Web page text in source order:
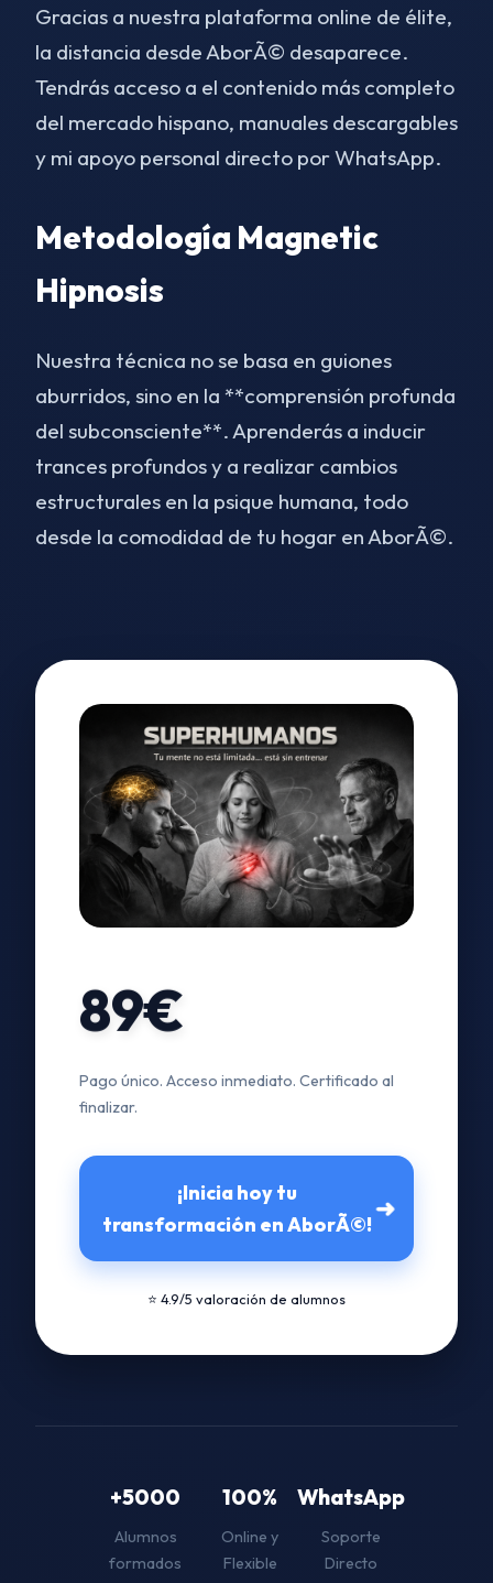
Gracias a nuestra plataforma online de élite,
la distancia desde AborÃ© desaparece.
Tendrás acceso a el contenido más completo
del mercado hispano, manuales descargables
y mi apoyo personal directo por WhatsApp.
Metodología Magnetic
Hipnosis
Nuestra técnica no se basa en guiones
aburridos, sino en la **comprensión profunda
del subconsciente**. Aprenderás a inducir
trances profundos y a realizar cambios
estructurales en la psique humana, todo
desde la comodidad de tu hogar en AborÃ©.
89€
Pago único. Acceso inmediato. Certificado al
finalizar.
¡Inicia hoy tu
transformación en AborÃ©!
➜
⭐ 4.9/5 valoración de alumnos
+5000
Alumnos
formados
100%
Online y
Flexible
WhatsApp
Soporte
Directo